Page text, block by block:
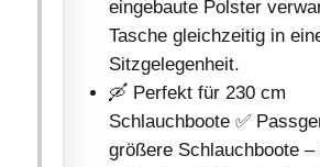
eingebaute Polster
Tasche gleichzeitig in
Sitzgelegenheit.
🛶 Perfekt für 230 cm
Schlauchboote ✅
größere Schlauchboote